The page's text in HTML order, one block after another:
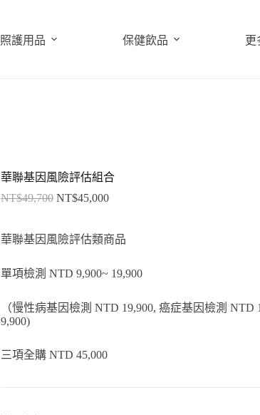
照護用品 保健飲品 更
華聯基因風險評估組合
NT$49,700 NT$45,000
華聯基因風險評估類商品
單項檢測 NTD 9,900~ 19,900
（慢性病基因檢測 NTD 19,900, 癌症基因檢測
9,900)
三項全購 NTD 45,000